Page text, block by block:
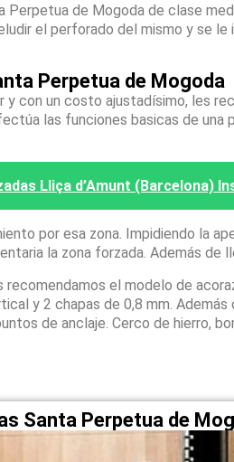
Perpetua de Mogoda de clase
el perforado del mismo y se
Perpetua de Mogoda
y con un costo ajustadísimo, les
las funciones basicas de
Lliça d’Amunt (Barcelona)
por esa zona. Impidiendo la
la zona forzada. Además de
el modelo de
y 2 chapas de 0,8 mm.
de anclaje. Cerco de hierro,
Santa Perpetua de